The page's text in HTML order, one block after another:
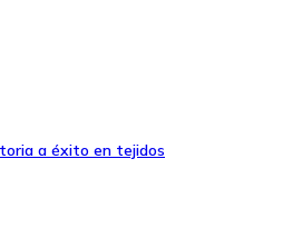
a éxito en tejidos